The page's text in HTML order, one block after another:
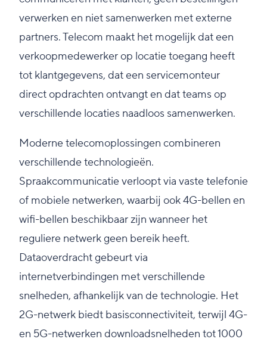
verwerken en niet samenwerken met externe
partners. Telecom maakt het mogelijk dat een
verkoopmedewerker op locatie toegang heeft
tot klantgegevens, dat een servicemonteur
direct opdrachten ontvangt en dat teams op
verschillende locaties naadloos samenwerken.
Moderne telecomoplossingen combineren
verschillende technologieën.
Spraakcommunicatie verloopt via vaste telefonie
of mobiele netwerken, waarbij ook 4G-bellen en
wifi-bellen beschikbaar zijn wanneer het
reguliere netwerk geen bereik heeft.
Dataoverdracht gebeurt via
internetverbindingen met verschillende
snelheden, afhankelijk van de technologie. Het
2G-netwerk biedt basisconnectiviteit, terwijl 4G-
en 5G-netwerken downloadsnelheden tot 1000